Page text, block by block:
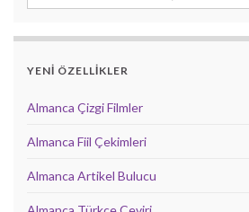
YENİ ÖZELLİKLER
Almanca Çizgi Filmler
Almanca Fiil Çekimleri
Almanca Artikel Bulucu